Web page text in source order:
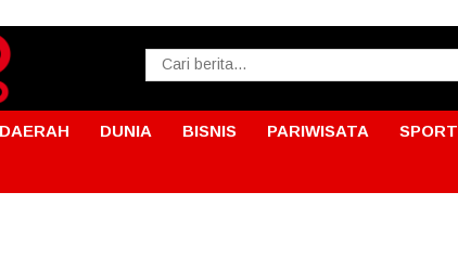
DAERAH DUNIA BISNIS PARIWISATA SPORT